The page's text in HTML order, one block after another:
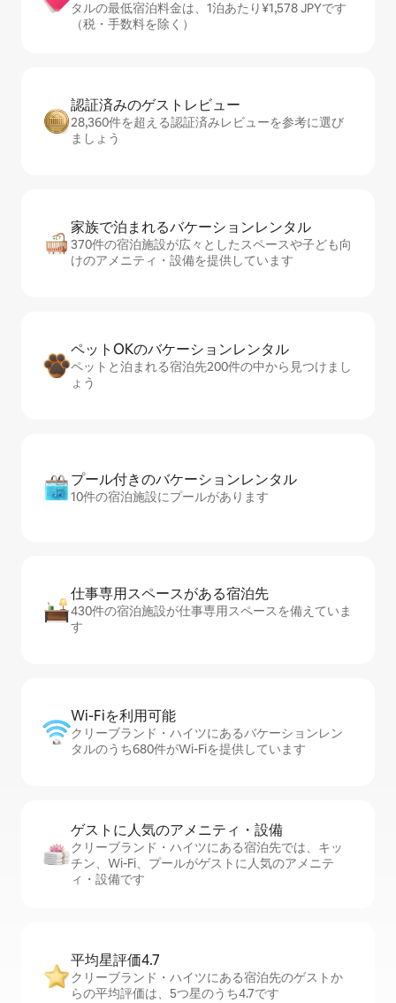
タルの最低宿泊料金は、1泊あたり¥1,578 JPYです
（税・手数料を除く）
認証済みのゲ⁠ス⁠ト⁠レ⁠ビ⁠ュ⁠ー
28,360件を超える認証済みレビューを参考に選び
ましょう
家族で泊まれるバ⁠ケ⁠ー⁠シ⁠ョ⁠ンレ⁠ン⁠タ⁠ル
370件の宿泊施設が広々としたスペースや子ども向
けのアメニティ・設備を提供しています
ペットOKのバ⁠ケ⁠ー⁠シ⁠ョ⁠ンレ⁠ン⁠タ⁠ル
ペットと泊まれる宿泊先200件の中から見つけまし
ょう
プール付きのバ⁠ケ⁠ー⁠シ⁠ョ⁠ンレ⁠ン⁠タ⁠ル
10件の宿泊施設にプールがあります
仕事専用ス⁠ペ⁠ー⁠スがあ⁠る宿⁠泊⁠先
430件の宿泊施設が仕事専用スペースを備えていま
す
Wi-Fiを利⁠用⁠可⁠能
クリーブランド・ハイツにあるバケーションレン
タルのうち680件がWi-Fiを提供しています
ゲストに人⁠気⁠のア⁠メ⁠ニ⁠テ⁠ィ・設⁠備
クリーブランド・ハイツにある宿泊先では、キッ
チン、Wi-Fi、プールがゲストに人気のアメニテ
ィ・設備です
平均星評価4.7
クリーブランド・ハイツにある宿泊先のゲストか
らの平均評価は、5つ星のうち4.7です